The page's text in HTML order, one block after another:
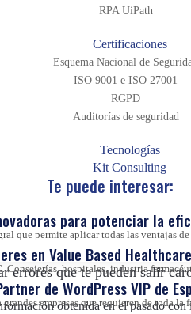
RPA UiPath
Certificaciones
Esquema Nacional de
ISO 9001 e ISO 27001
RGPD
Auditorías de seguridad
Tecnologías
Kit Consulting
Te puede interesar:
para potenciar la
que permite aplicar todas las ventajas
en Value Based
hospitales, industria
de WordPress VIP de
empresas que requieren de toda
o variaciones de contenido.
esté salvaguardada ante
esto no significa que
contamos con
–e incluso mejorar
habilidad, por lo que para
web y que comprenda los
.
errores que te pueden salir
obtenida en el pasado con